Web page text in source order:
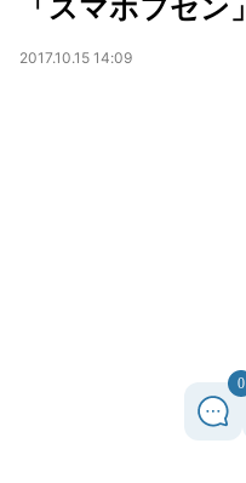
「スマホフセン」
2017.10.15 14:09
0